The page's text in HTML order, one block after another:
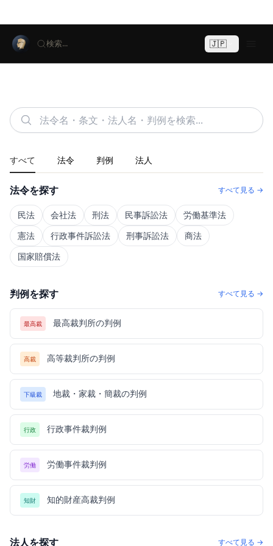
検索... 🇯🇵
すべて 法令 判例 法人
法令を探す すべて見る →
民法 会社法 刑法 民事訴訟法
労働基準法
憲法
行政事件訴訟法 刑事訴訟法
商法
国家賠償法
判例を探す すべて見る →
最高裁 最高裁判所の判例
高裁 高等裁判所の判例
下級裁 地裁・家裁・簡裁の判例
行政 行政事件裁判例
労働 労働事件裁判例
知財 知的財産高裁判例
法人を探す すべて見る →